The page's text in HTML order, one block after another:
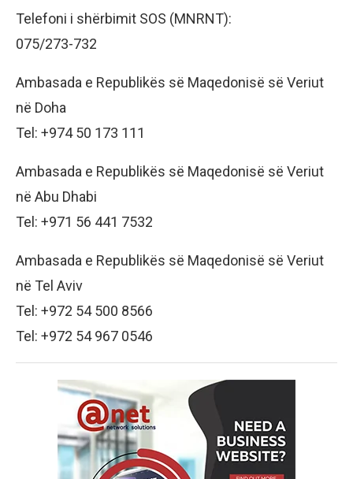
Telefoni i shërbimit SOS (MNRNT):
075/273-732
Ambasada e Republikës së Maqedonisë së Veriut
në Doha
Tel: +974 50 173 111
Ambasada e Republikës së Maqedonisë së Veriut
në Abu Dhabi
Tel: +971 56 441 7532
Ambasada e Republikës së Maqedonisë së Veriut
në Tel Aviv
Tel: +972 54 500 8566
Tel: +972 54 967 0546